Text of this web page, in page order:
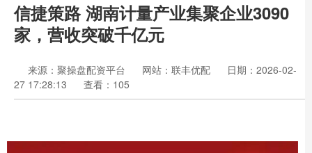
信捷策路 湖南计量产业集聚企业3090
家，营收突破千亿元
来源：聚操盘配资平台 网站：联丰优配
日期：2026-02-
27 17:28:13
查看：105